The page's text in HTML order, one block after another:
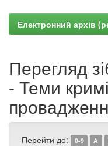
Електронний архів
Перегляд
- Теми
Перейти до: 0-9 A